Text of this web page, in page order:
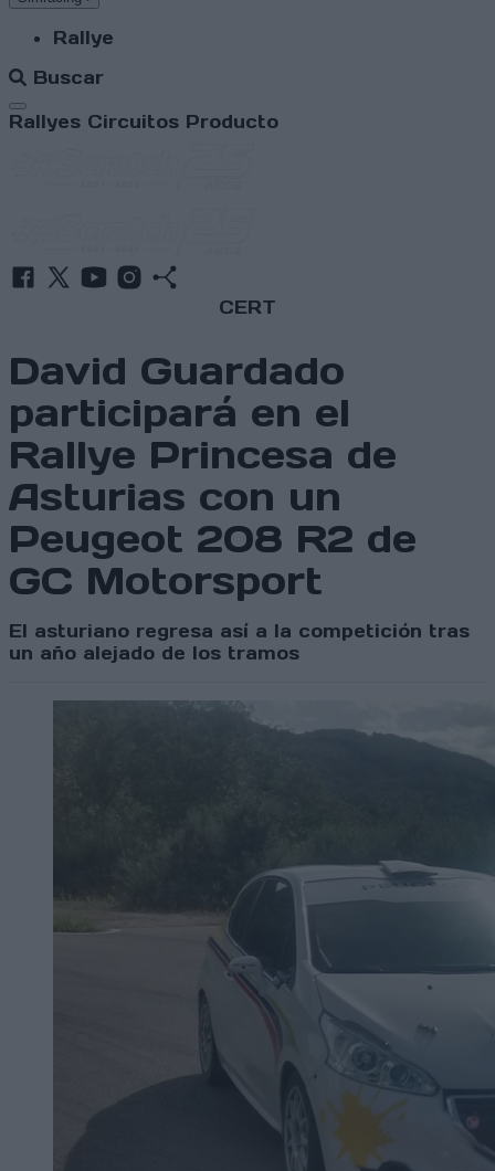
Rallye
Buscar
Abrir menú
Rallyes Circuitos Producto
CERT
David Guardado
participará en el
Rallye Princesa de
Asturias con un
Peugeot 208 R2 de
GC Motorsport
El asturiano regresa así a la competición tras
un año alejado de los tramos